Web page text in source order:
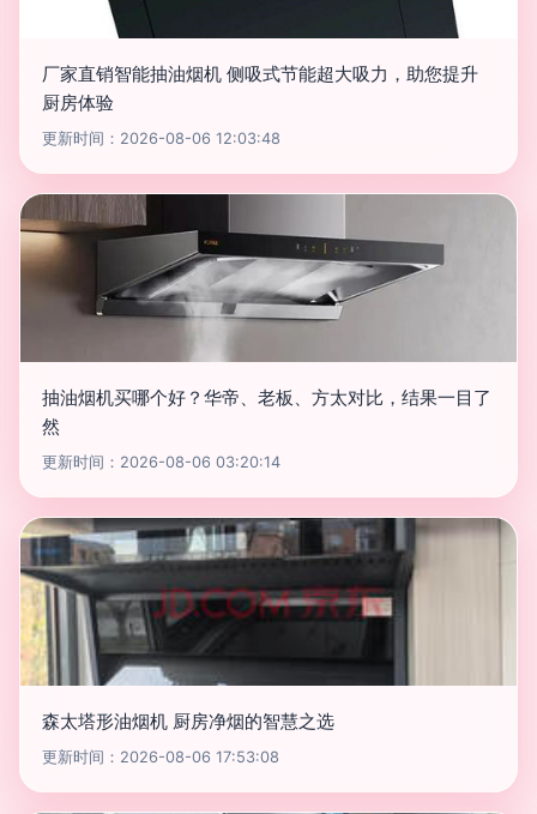
厂家直销智能抽油烟机 侧吸式节能超大吸力，助您提升
厨房体验
更新时间：2026-08-06 12:03:48
抽油烟机买哪个好？华帝、老板、方太对比，结果一目了
然
更新时间：2026-08-06 03:20:14
森太塔形油烟机 厨房净烟的智慧之选
更新时间：2026-08-06 17:53:08